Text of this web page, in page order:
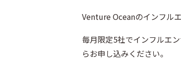
Venture Oceanのインフル
毎月限定5社でインフルエ
らお申し込みください。